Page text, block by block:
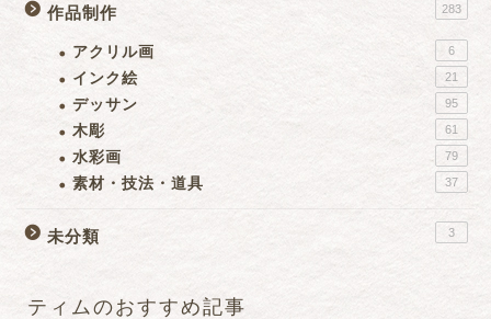
作品制作 283
アクリル画 6
インク絵 21
デッサン 95
木彫 61
水彩画 79
素材・技法・道具 37
未分類 3
ティムのおすすめ記事